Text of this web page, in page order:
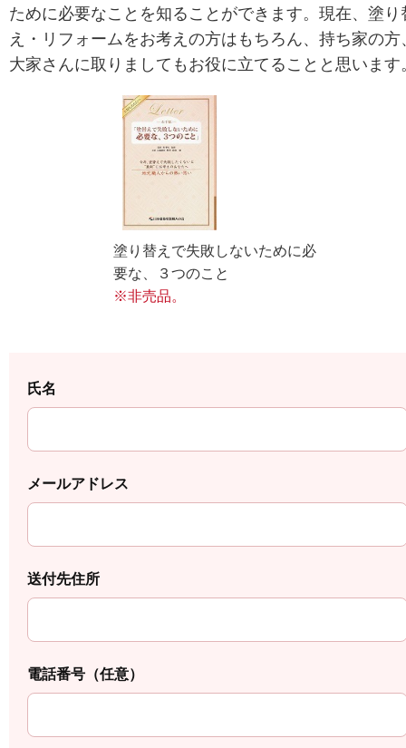
ために必要なことを知ることができます。現在、塗り
え・リフォームをお考えの方はもちろん、持ち家の方
大家さんに取りましてもお役に立てることと思います
塗り替えで失敗しないために必
要な、３つのこと
※非売品。
氏名
メールアドレス
送付先住所
電話番号（任意）